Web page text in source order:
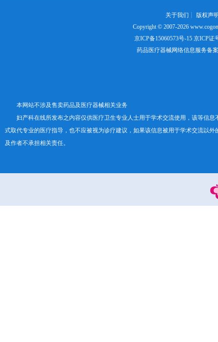
关于我们 ┊ 版权声
Copyright © 2007-2026
京ICP备15060573号-15京ICP证
药品医疗器械网络信息服务备
本网站不涉及售卖药品及医疗器械相关业务
妇产科在线所发布之内容仅供医疗卫生专业人士用于学术交流使用，该等信息
式取代专业的医疗指导，也不应被视为诊疗建议，如果该信息被用于学术交流以外
及作者不承担相关责任。